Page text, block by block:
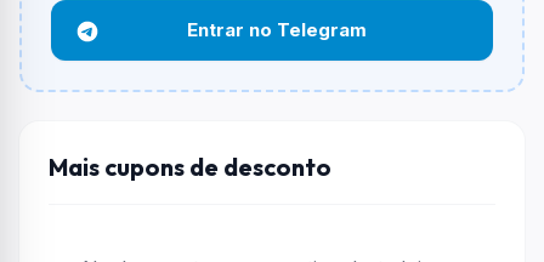
Funciona em qualquer produto?
Não necessariamente. Depende de itens participantes
e alguns vendedores ou produtos especificos podem
Entrar no Telegram
Mais cupons de desconto